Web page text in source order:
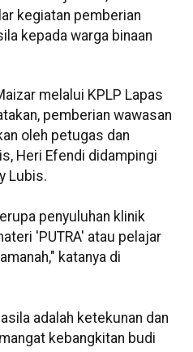
kegiatan pemberian
kepada warga binaan
melalui KPLP Lapas
pemberian wawasan
oleh petugas dan
Heri Efendi didampingi
Lubis.
penyuluhan klinik
'PUTRA' atau pelajar
katanya di
adalah ketekunan dan
kebangkitan budi